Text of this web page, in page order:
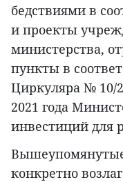
бедствиями в
и проекты
министерства,
пункты в
Циркуляра № 10/
2021 года
инвестиций для
конкретно